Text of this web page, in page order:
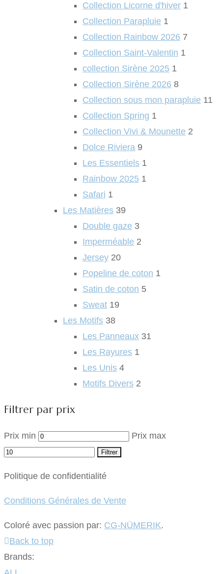
Collection Licorne d'hiver 1
Collection Parapluie 1
Collection Rainbow 2026 7
Collection Saint-Valentin 1
collection Sirène 2025 1
Collection Sirène 2026 8
Collection sous mon parapluie 11
Collection Spring 1
Collection Vivi & Mounette 2
Dolce Riviera 9
Les Essentiels 1
Rainbow 2025 1
Safari 1
Les Matières 39
Double gaze 3
Imperméable 2
Jersey 20
Popeline de coton 1
Satin de coton 5
Sweat 19
Les Motifs 38
Les Panneaux 31
Les Rayures 1
Les Unis 4
Motifs Divers 2
Filtrer par prix
Prix min Prix max
Filtrer
Politique de confidentialité
Conditions Générales de Vente
Coloré avec passion par: CG-NÜMERIK.
Back to top
Brands: